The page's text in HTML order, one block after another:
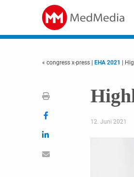
« congress x-press EHA 2021 |
12. Juni 2021